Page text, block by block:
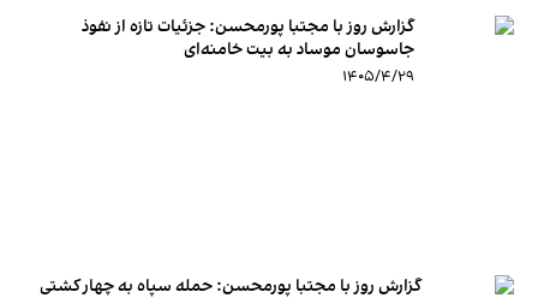
گزارش روز با مجتبا پورمحسن: جزئیات تازه از نفوذ
جاسوسان موساد به بیت خامنه‌ای
۱۴۰۵/۴/۲۹
گزارش روز با مجتبا پورمحسن: حمله سپاه به چهار کشتی